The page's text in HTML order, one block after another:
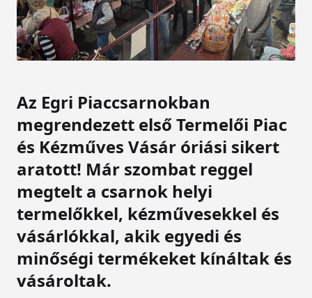
Az Egri Piaccsarnokban
megrendezett elsőTermelői Piac
és Kézműves Vásár óriási sikert
aratott! Már szombat reggel
megtelt a csarnok helyi
termelőkkel, kézművesekkel és
vásárlókkal, akik egyedi és
minőségi termékeket kínáltak és
vásároltak.